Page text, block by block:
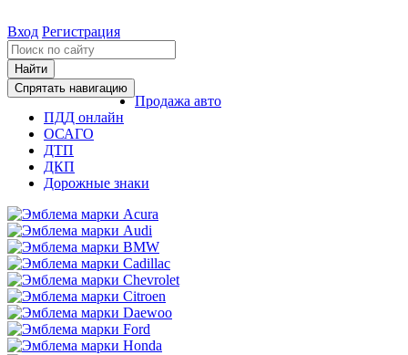
Вход Регистрация
Найти
Спрятать навигацию
Продажа авто
ПДД онлайн
ОСАГО
ДТП
ДКП
Дорожные знаки